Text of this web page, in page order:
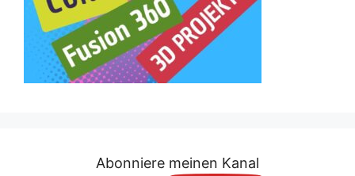
Abonniere meinen Kanal